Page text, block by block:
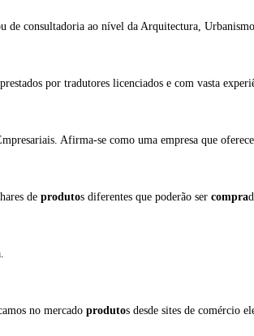
consultadoria ao nível da Arquitectura,
por tradutores licenciados e com vasta
Afirma-se como uma empresa que oferece
de produtos diferentes que poderão ser compra
no mercado produtos desde sites de comércio